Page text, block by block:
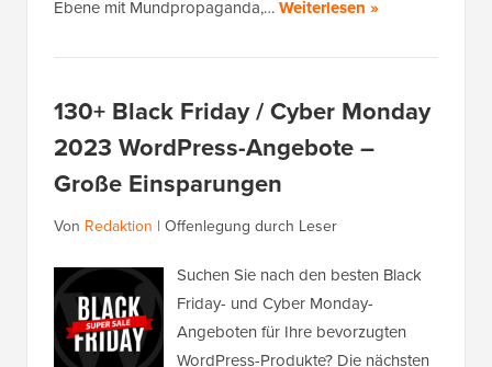
Ebene mit Mundpropaganda,…Weiterlesen »
130+ Black Friday / Cyber Monday
2023 WordPress-Angebote –
Große Einsparungen
Von Redaktion | Offenlegung durch Leser
Suchen Sie nach den besten Black
Friday- und Cyber Monday-
Angeboten für Ihre bevorzugten
WordPress-Produkte? Die nächsten